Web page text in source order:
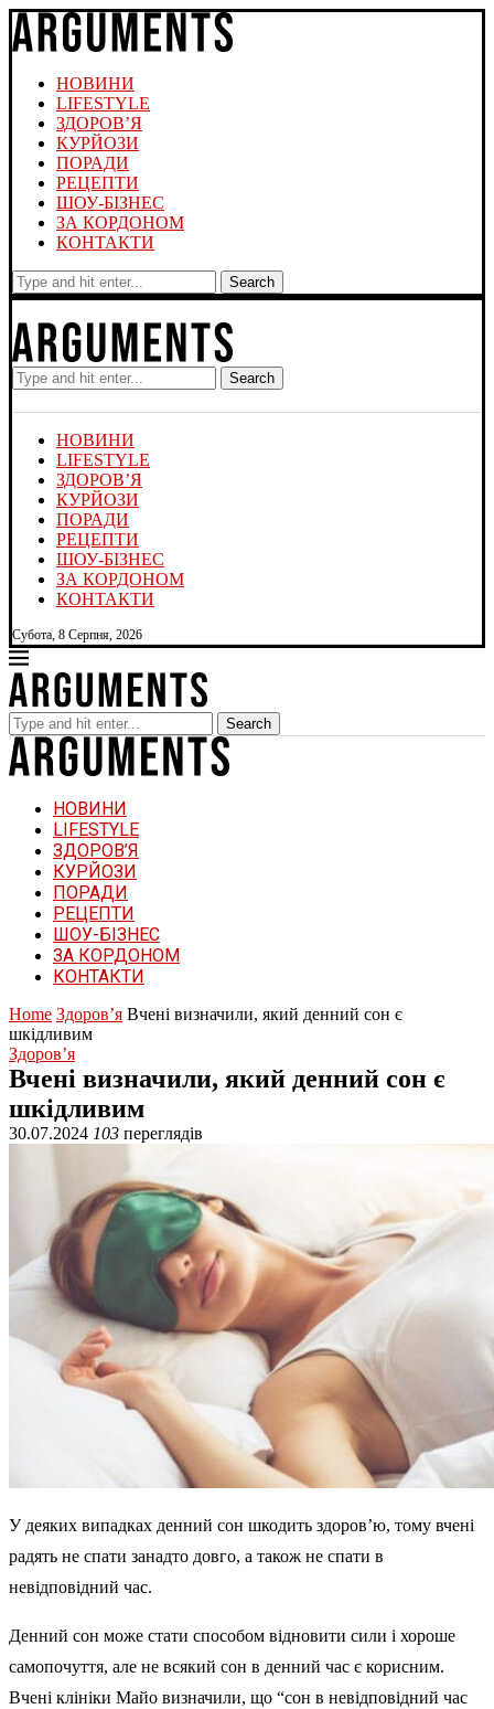
НОВИНИ
LIFESTYLE
ЗДОРОВ’Я
КУРЙОЗИ
ПОРАДИ
РЕЦЕПТИ
ШОУ-БІЗНЕС
ЗА КОРДОНОМ
КОНТАКТИ
Search
Search
НОВИНИ
LIFESTYLE
ЗДОРОВ’Я
КУРЙОЗИ
ПОРАДИ
РЕЦЕПТИ
ШОУ-БІЗНЕС
ЗА КОРДОНОМ
КОНТАКТИ
Субота, 8 Серпня, 2026
Search
НОВИНИ
LIFESTYLE
ЗДОРОВ’Я
КУРЙОЗИ
ПОРАДИ
РЕЦЕПТИ
ШОУ-БІЗНЕС
ЗА КОРДОНОМ
КОНТАКТИ
Home Здоров’я Вчені визначили, який денний сон є
шкідливим
Здоров’я
Вчені визначили, який денний сон є
шкідливим
30.07.2024 103 переглядів
У деяких випадках денний сон шкодить здоров’ю, тому вчені
радять не спати занадто довго, а також не спати в
невідповідний час.
Денний сон може стати способом відновити сили і хороше
самопочуття, але не всякий сон в денний час є корисним.
Вчені клініки Майо визначили, що “сон в невідповідний час